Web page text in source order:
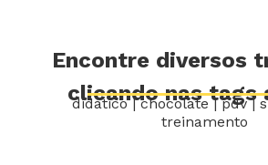
Encontre diversos
clicando nas tags
didático|chocolate |pdv|
treinamento